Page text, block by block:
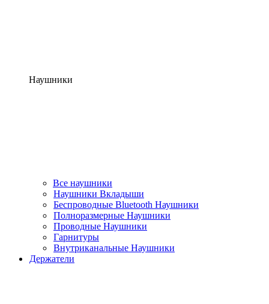
Наушники
Все наушники
Наушники Вкладыши
Беспроводные Bluetooth Наушники
Полноразмерные Наушники
Проводные Наушники
Гарнитуры
Внутриканальные Наушники
Держатели